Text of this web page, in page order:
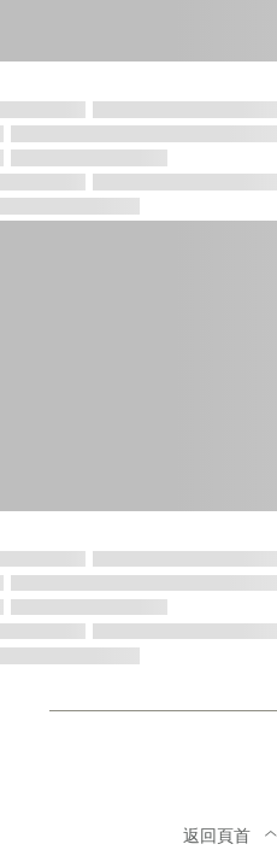
返回頁首